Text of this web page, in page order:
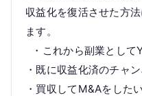
収益化を復活させた方
ます。
・これから副業として
・既に収益化済のチャ
・買収してM&Aをした